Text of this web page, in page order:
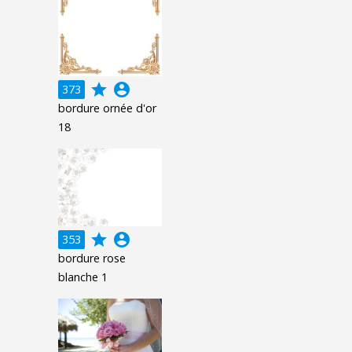
373 grade account_circle
bordure ornée d'or
18
353 grade account_circle
bordure rose
blanche 1